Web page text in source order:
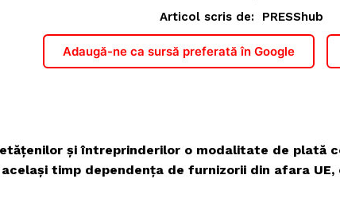
Articol scris de: PRESShub
Adaugă-ne ca sursă preferată în Google
și întreprinderilor o modalitate de plată
timp dependența de furnizorii din afara